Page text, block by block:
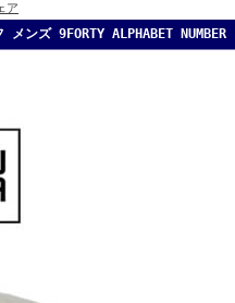
ア
ンズ 9FORTY ALPHABET